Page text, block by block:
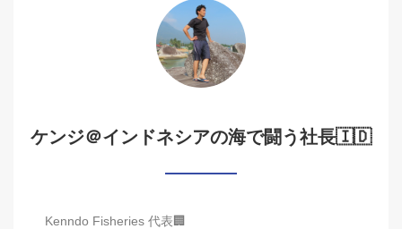
ケンジ＠インドネシアの海で闘う社長🇮🇩
Kenndo Fisheries 代表🏢